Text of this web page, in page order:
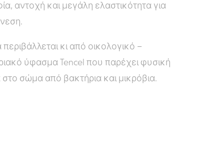
αντοχή και μεγάλη ελαστικότητα για
κι από οικολογικό –
ύφασμα Tencel που παρέχει φυσική
σώμα από βακτήρια και μικρόβια.